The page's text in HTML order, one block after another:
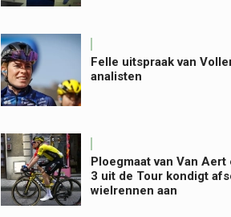
Felle uitspraak van
analisten
Ploegmaat van Van
3 uit de Tour kondigt
wielrennen aan